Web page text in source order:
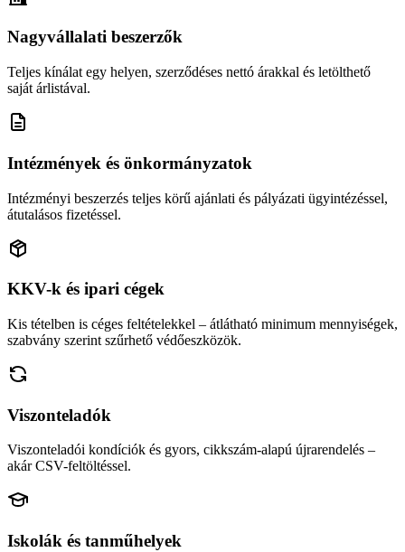
Nagyvállalati beszerzők
Teljes kínálat egy helyen, szerződéses nettó árakkal és letölthető
saját árlistával.
Intézmények és önkormányzatok
Intézményi beszerzés teljes körű ajánlati és pályázati ügyintézéssel,
átutalásos fizetéssel.
KKV-k és ipari cégek
Kis tételben is céges feltételekkel – átlátható minimum mennyiségek,
szabvány szerint szűrhető védőeszközök.
Viszonteladók
Viszonteladói kondíciók és gyors, cikkszám-alapú újrarendelés –
akár CSV-feltöltéssel.
Iskolák és tanműhelyek